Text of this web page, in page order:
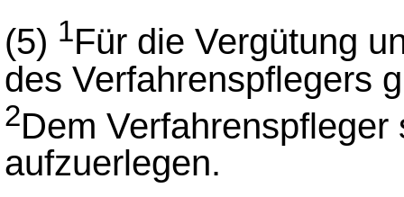
(5) 1Für die Vergütung
des Verfahrenspflegers
2Dem
aufzuerlegen.